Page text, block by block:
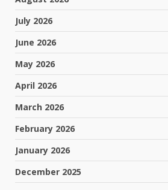
July 2026
June 2026
May 2026
April 2026
March 2026
February 2026
January 2026
December 2025